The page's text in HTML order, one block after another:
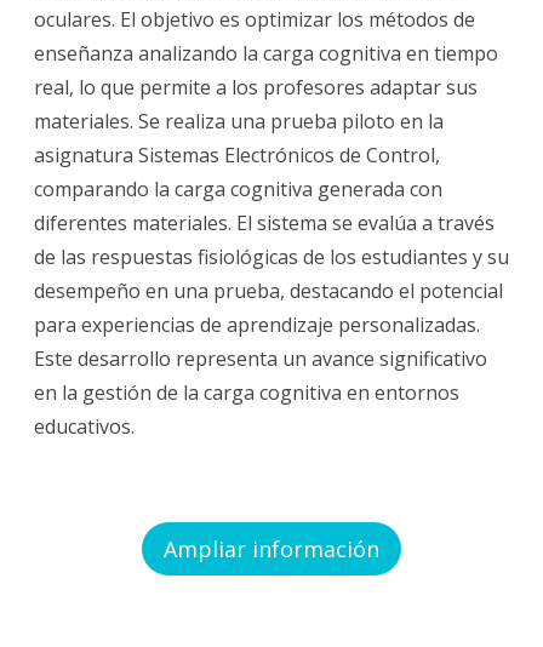
monitorización
de
la
carga
cognitiva
en
tiempo
real
para
el
oculares. El objetivo es optimizar los métodos de
enseñanza analizando la carga cognitiva en tiempo
real, lo que permite a los profesores adaptar sus
materiales. Se realiza una prueba piloto en la
asignatura Sistemas Electrónicos de Control,
comparando la carga cognitiva generada con
diferentes materiales. El sistema se evalúa a través
de las respuestas fisiológicas de los estudiantes y su
desempeño en una prueba, destacando el potencial
para experiencias de aprendizaje personalizadas.
Este desarrollo representa un avance significativo
en la gestión de la carga cognitiva en entornos
educativos.
Ampliar información